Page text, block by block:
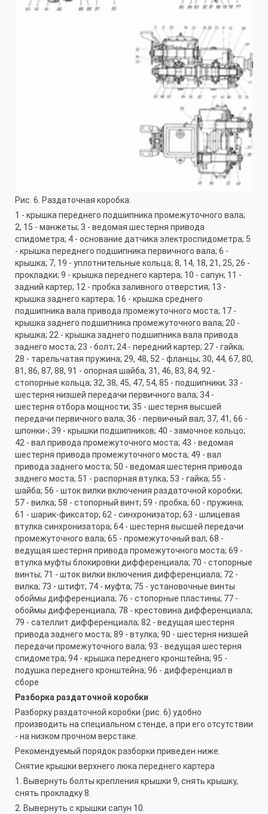
Рис. 6. Раздаточная коробка:
1 - крышка переднего подшипника промежуточного вала;
2, 15 - манжеты; 3 - ведомая шестерня привода
спидометра; 4 - основание датчика электроспидометра; 5
- крышка переднего подшипника первичного вала; 6 -
крышка; 7, 19 - уплотнительные кольца; 8, 14, 18, 21, 25, 26 -
прокладки; 9 - крышка переднего картера; 10 - сапун; 11 -
задний картер; 12 - пробка заливного отверстия; 13 -
крышка заднего картера; 16 - крышка среднего
подшипника вала привода промежуточного моста; 17 -
крышка заднего подшипника промежуточного вала; 20 -
крышка; 22 - крышка заднего подшипника вала привода
заднего моста; 23 - болт; 24 - передний картер; 27 - гайка;
28 - тарельчатая пружина; 29, 48, 52 - фланцы; 30, 44, 67, 80,
81, 86, 87, 88, 91 - опорная шайба; 31, 46, 83, 84, 92 -
стопорные кольца; 32, 38, 45, 47, 54, 85 - подшипники; 33 -
шестерня низшей передачи первичного вала; 34 -
шестерня отбора мощности; 35 - шестерня высшей
передачи первичного вала; 36 - первичный вал; 37, 41, 66 -
шпонки-; 39 - крышки подшипников; 40 - замочное кольцо;
42 - вал привода промежуточного моста; 43 - ведомая
шестерня привода промежуточного моста; 49 - вал
привода заднего моста; 50 - ведомая шестерня привода
заднего моста; 51 - распорная втулка; 53 - гайка; 55 -
шайба; 56 - шток вилки включения раздаточной коробки;
57 - вилка; 58 - стопорный винт; 59 - пробка; 60 - пружина;
61 - шарик-фиксатор; 62 - синхронизатор; 63 - шлицевая
втулка синхронизатора; 64 - шестерня высшей передачи
промежуточного вала; 65 - промежуточный вал; 68 -
ведущая шестерня привода промежуточного моста; 69 -
втулка муфты блокировки дифференциала; 70 - стопорные
винты; 71 - шток вилки включения дифференциала; 72 -
вилка; 73 - штифт; 74 - муфта; 75 - установочные винты
обоймы дифференциала; 76 - стопорные пластины; 77 -
обоймы дифференциала; 78 - крестовина дифференциала;
79 - сателлит дифференциала; 82 - ведущая шестерня
привода заднего моста; 89 - втулка; 90 - шестерня низшей
передачи промежуточного вала; 93 - ведущая шестерня
спидометра; 94 - крышка переднего кронштейна; 95 -
подушка переднего кронштейна; 96 - дифференциал в
сборе
Разборка раздаточной коробки
Разборку раздаточной коробки (рис. 6) удобно
производить на специальном стенде, а при его отсутствии
- на низком прочном верстаке.
Рекомендуемый порядок разборки приведен ниже.
Снятие крышки верхнего люка переднего картера
1. Вывернуть болты крепления крышки 9, снять крышку,
снять прокладку 8.
2. Вывернуть с крышки сапун 10.